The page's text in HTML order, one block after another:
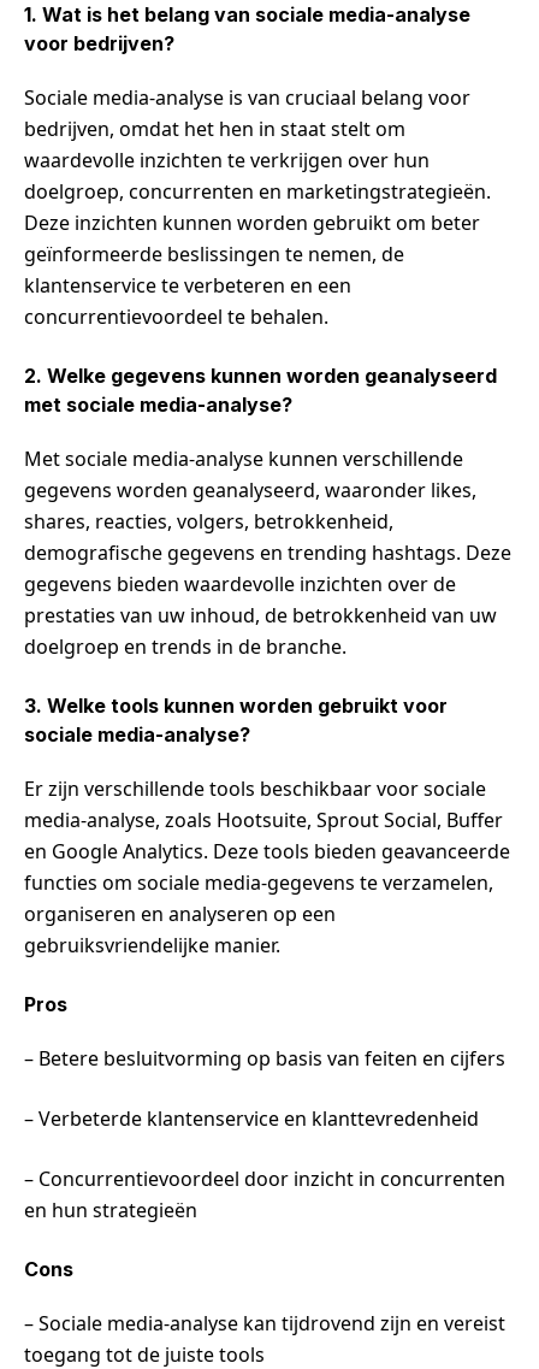
1. Wat is het belang van sociale media-analyse
voor bedrijven?
Sociale media-analyse is van cruciaal belang voor
bedrijven, omdat het hen in staat stelt om
waardevolle inzichten te verkrijgen over hun
doelgroep, concurrenten en marketingstrategieën.
Deze inzichten kunnen worden gebruikt om beter
geïnformeerde beslissingen te nemen, de
klantenservice te verbeteren en een
concurrentievoordeel te behalen.
2. Welke gegevens kunnen worden geanalyseerd
met sociale media-analyse?
Met sociale media-analyse kunnen verschillende
gegevens worden geanalyseerd, waaronder likes,
shares, reacties, volgers, betrokkenheid,
demografische gegevens en trending hashtags. Deze
gegevens bieden waardevolle inzichten over de
prestaties van uw inhoud, de betrokkenheid van uw
doelgroep en trends in de branche.
3. Welke tools kunnen worden gebruikt voor
sociale media-analyse?
Er zijn verschillende tools beschikbaar voor sociale
media-analyse, zoals Hootsuite, Sprout Social, Buffer
en Google Analytics. Deze tools bieden geavanceerde
functies om sociale media-gegevens te verzamelen,
organiseren en analyseren op een
gebruiksvriendelijke manier.
Pros
– Betere besluitvorming op basis van feiten en cijfers
– Verbeterde klantenservice en klanttevredenheid
– Concurrentievoordeel door inzicht in concurrenten
en hun strategieën
Cons
– Sociale media-analyse kan tijdrovend zijn en vereist
toegang tot de juiste tools